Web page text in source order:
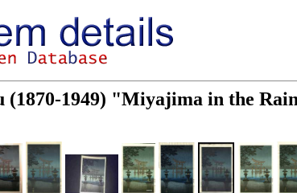
(1870-1949) "Miyajima in the